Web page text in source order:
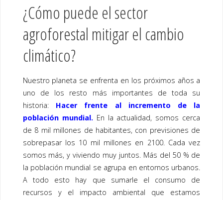
¿Cómo puede el sector
agroforestal mitigar el cambio
climático?
Nuestro planeta se enfrenta en los próximos años a
uno de los resto más importantes de toda su
historia: Hacer frente al incremento de la
población mundial.En la actualidad, somos cerca
de 8 mil millones de habitantes, con previsiones de
sobrepasar los 10 mil millones en 2100. Cada vez
somos más, y viviendo muy juntos. Más del 50 % de
la población mundial se agrupa en entornos urbanos.
A todo esto hay que sumarle el consumo de
recursos y el impacto ambiental que estamos